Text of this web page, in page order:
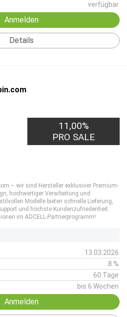
verfügbar
Anmelden
Details
11,00%
PRO SALE
– wir sind Hersteller exklusiver Premium-
hochwertiger Verarbeitung und
Modelle bieten schnelle Lieferung,
und höchste Kundenzufriedenheit.
im ADCELL-Partnerprogramm!
13.03.2026
8 %
60 Tage
bis 6 Wochen
Anmelden